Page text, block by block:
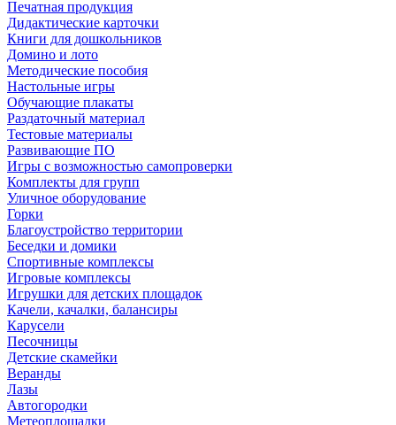
Печатная продукция
Дидактические карточки
Книги для дошкольников
Домино и лото
Методические пособия
Настольные игры
Обучающие плакаты
Раздаточный материал
Тестовые материалы
Развивающие ПО
Игры с возможностью самопроверки
Комплекты для групп
Уличное оборудование
Горки
Благоустройство территории
Беседки и домики
Спортивные комплексы
Игровые комплексы
Игрушки для детских площадок
Качели, качалки, балансиры
Карусели
Песочницы
Детские скамейки
Веранды
Лазы
Автогородки
Метеоплощадки